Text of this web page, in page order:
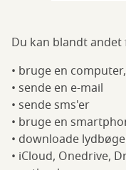
Du kan blandt
• bruge en
• sende en e-mail
• sende sms'er
• bruge en
• downloade
• iCloud, Onedrive,